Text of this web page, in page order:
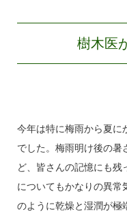
樹木医
今年は特に梅雨から夏に
でした。梅雨明け後の
ど、皆さんの記憶にも
についてもかなりの異常
のように乾燥と湿潤が極